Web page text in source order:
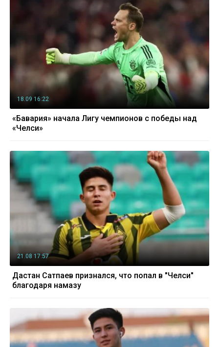
18.09 16:22
«Бавария» начала Лигу чемпионов с победы над
«Челси»
21.08 17:57
Дастан Сатпаев признался, что попал в "Челси"
благодаря намазу